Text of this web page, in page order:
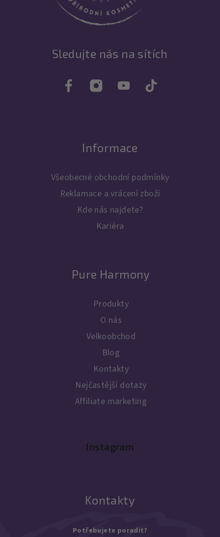
Sledujte nás na sítích
Informace
Všeobecné obchodní podmínky
Reklamace a vrácení zboží
Kde nás najdete?
Kariéra
Pure Harmony
Produkty
O nás
Velkoobchod
Blog
Kontakty
Nejčastější dotazy
Affiliate marketing
Instagram
Kontakty
Potřebujete poradit?